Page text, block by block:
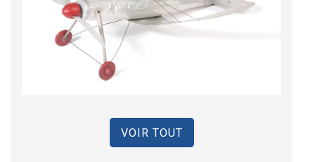
VOIR TOUT